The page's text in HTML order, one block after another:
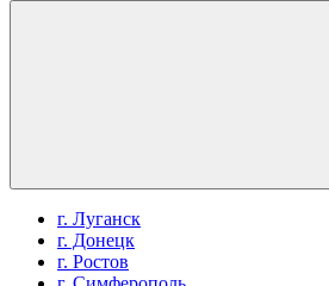
г. Луганск
г. Донецк
г. Ростов